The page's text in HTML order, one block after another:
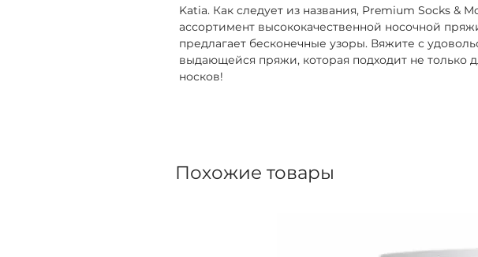
Katia. Как следует из названия, Premium Socks &
ассортимент высококачественной носочной
предлагает бесконечные узоры. Вяжите с
выдающейся пряжи, которая подходит не только
носков!
Похожие товары